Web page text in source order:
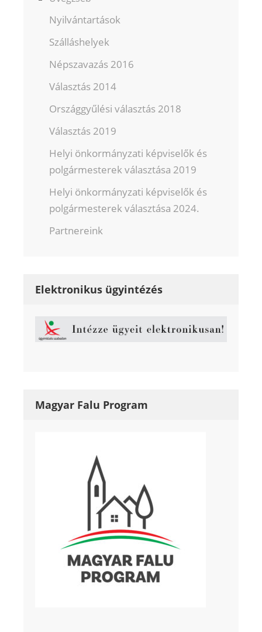
Nyilvántartások
Szálláshelyek
Népszavazás 2016
Választás 2014
Országgyűlési választás 2018
Választás 2019
Helyi önkormányzati képviselők és
polgármesterek választása 2019
Helyi önkormányzati képviselők és
polgármesterek választása 2024.
Partnereink
Elektronikus ügyintézés
Magyar Falu Program